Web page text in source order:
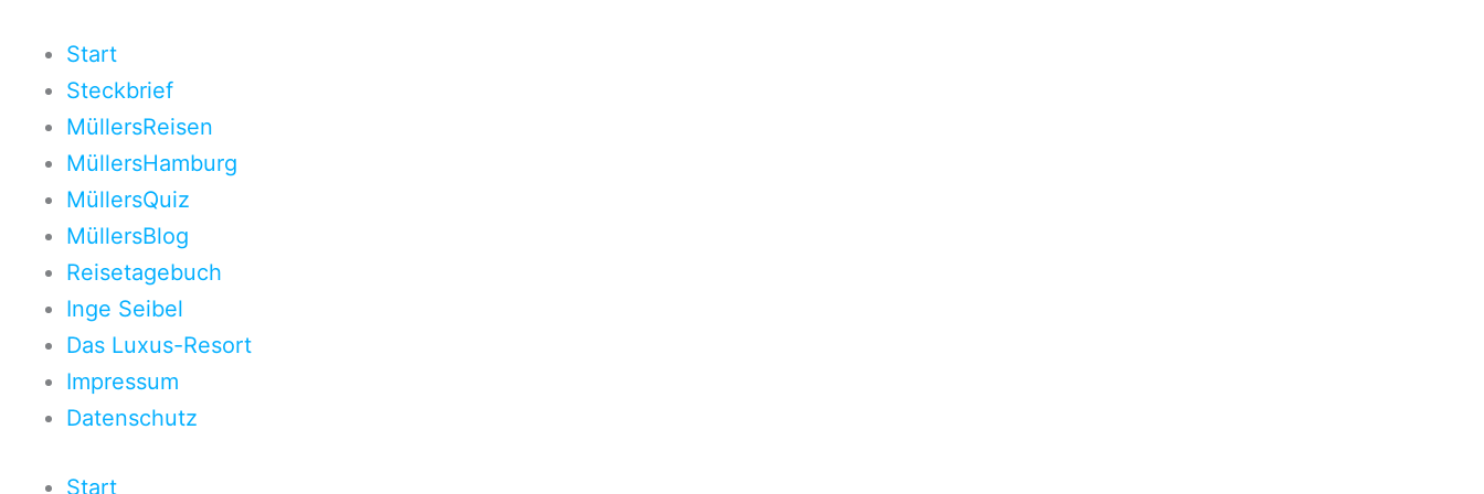
Inhalt
springen
Start
Steckbrief
MüllersReisen
MüllersHamburg
MüllersQuiz
MüllersBlog
Reisetagebuch
Inge Seibel
Das Luxus-Resort
Impressum
Datenschutz
Start